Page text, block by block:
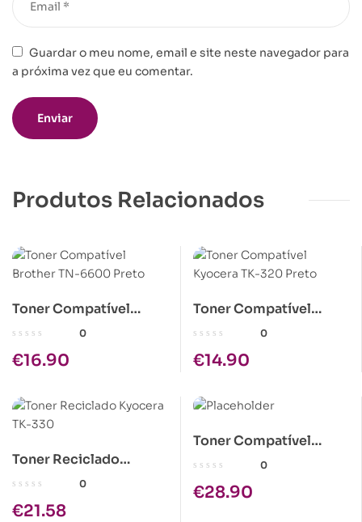
Guardar o meu nome, email e site neste navegador para
a próxima vez que eu comentar.
Produtos Relacionados
Toner Compatível
Brother TN-6600 Preto
0
€16.90
Toner Compatível
Kyocera TK-320 Preto
0
€14.90
Toner Reciclado
Kyocera TK-330
0
€21.58
Toner Compatível
Epson C1100 Amarelo
0
€28.90